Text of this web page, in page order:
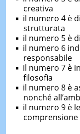
creativa
il numero 4 è
strutturata
il numero 5 è
il numero 6
responsabile
il numero 7 è
filosofia
il numero 8 è
nonché
il numero 9 è
comprensione